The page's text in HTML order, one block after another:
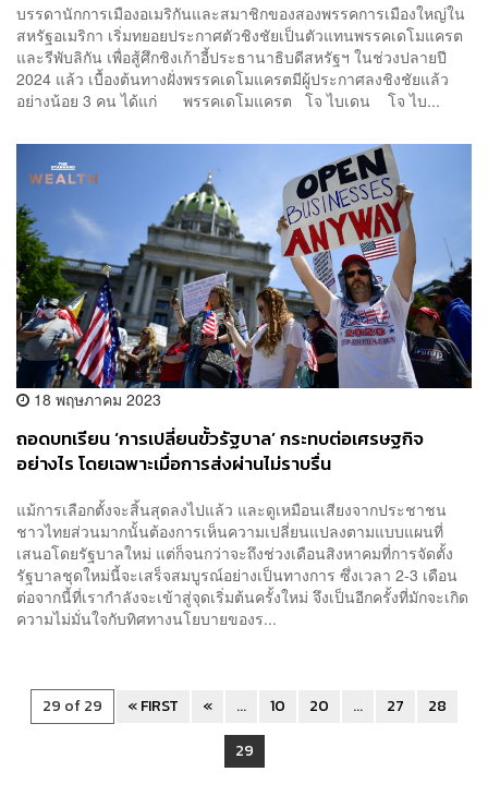
บรรดานักการเมืองอเมริกันและสมาชิกของสองพรรคการเมืองใหญ่ใน
สหรัฐอเมริกา เริ่มทยอยประกาศตัวชิงชัยเป็นตัวแทนพรรคเดโมแครต
และรีพับลิกัน เพื่อสู้ศึกชิงเก้าอี้ประธานาธิบดีสหรัฐฯ ในช่วงปลายปี
2024 แล้ว เบื้องต้นทางฝั่งพรรคเดโมแครตมีผู้ประกาศลงชิงชัยแล้ว
อย่างน้อย 3 คน ได้แก่ พรรคเดโมแครต โจ ไบเดน โจ ไบ...
18 พฤษภาคม 2023
ถอดบทเรียน ‘การเปลี่ยนขั้วรัฐบาล’ กระทบต่อเศรษฐกิจ
อย่างไร โดยเฉพาะเมื่อการส่งผ่านไม่ราบรื่น
แม้การเลือกตั้งจะสิ้นสุดลงไปแล้ว และดูเหมือนเสียงจากประชาชน
ชาวไทยส่วนมากนั้นต้องการเห็นความเปลี่ยนแปลงตามแบบแผนที่
เสนอโดยรัฐบาลใหม่ แต่ก็จนกว่าจะถึงช่วงเดือนสิงหาคมที่การจัดตั้ง
รัฐบาลชุดใหม่นี้จะเสร็จสมบูรณ์อย่างเป็นทางการ ซึ่งเวลา 2-3 เดือน
ต่อจากนี้ที่เรากำลังจะเข้าสู่จุดเริ่มต้นครั้งใหม่ จึงเป็นอีกครั้งที่มักจะเกิด
ความไม่มั่นใจกับทิศทางนโยบายของร...
29 of 29 « FIRST « ... 10 20 ... 27
28
29